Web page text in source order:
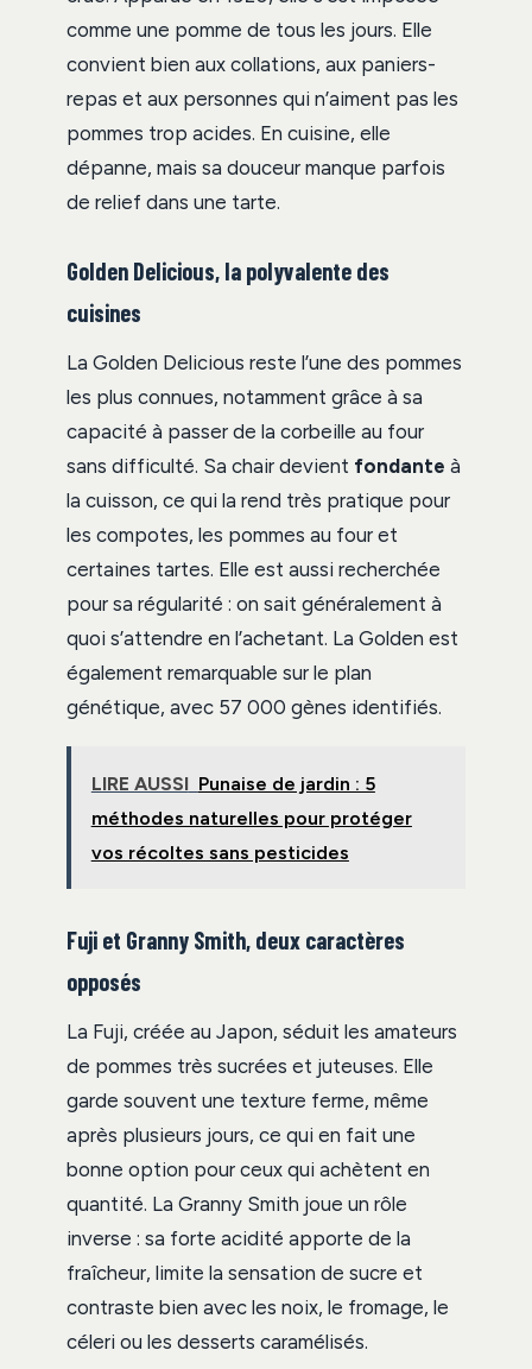
comme une pomme de tous les jours. Elle
convient bien aux collations, aux paniers-
repas et aux personnes qui n’aiment pas les
pommes trop acides. En cuisine, elle
dépanne, mais sa douceur manque parfois
de relief dans une tarte.
Golden Delicious, la polyvalente des
cuisines
La Golden Delicious reste l’une des pommes
les plus connues, notamment grâce à sa
capacité à passer de la corbeille au four
sans difficulté. Sa chair devient fondante à
la cuisson, ce qui la rend très pratique pour
les compotes, les pommes au four et
certaines tartes. Elle est aussi recherchée
pour sa régularité : on sait généralement à
quoi s’attendre en l’achetant. La Golden est
également remarquable sur le plan
génétique, avec 57 000 gènes identifiés.
LIRE AUSSI Punaise de jardin : 5
méthodes naturelles pour protéger
vos récoltes sans pesticides
Fuji et Granny Smith, deux caractères
opposés
La Fuji, créée au Japon, séduit les amateurs
de pommes très sucrées et juteuses. Elle
garde souvent une texture ferme, même
après plusieurs jours, ce qui en fait une
bonne option pour ceux qui achètent en
quantité. La Granny Smith joue un rôle
inverse : sa forte acidité apporte de la
fraîcheur, limite la sensation de sucre et
contraste bien avec les noix, le fromage, le
céleri ou les desserts caramélisés.